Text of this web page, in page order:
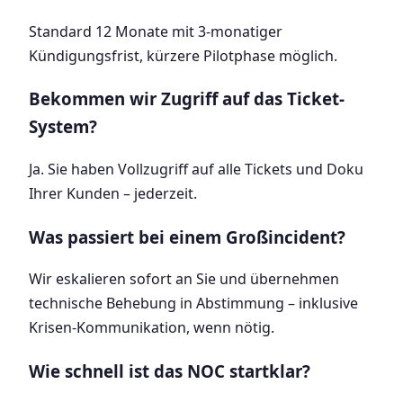
Standard 12 Monate mit 3-monatiger
Kündigungsfrist, kürzere Pilotphase möglich.
Bekommen wir Zugriff auf das Ticket-
System?
Ja. Sie haben Vollzugriff auf alle Tickets und Doku
Ihrer Kunden – jederzeit.
Was passiert bei einem Großincident?
Wir eskalieren sofort an Sie und übernehmen
technische Behebung in Abstimmung – inklusive
Krisen-Kommunikation, wenn nötig.
Wie schnell ist das NOC startklar?